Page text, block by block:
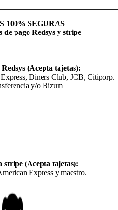
100% SEGURAS
de pago Redsys y stripe
(Acepta tajetas):
Diners Club, JCB, Citiporp.
y/o Bizum
stripe (Acepta tajetas):
Express y maestro.